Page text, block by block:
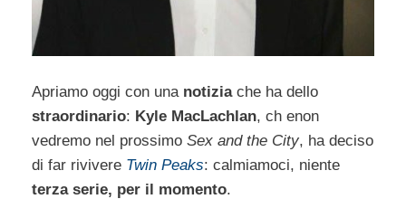
Apriamo oggi con una notizia che ha dello
straordinario: Kyle MacLachlan, ch enon
vedremo nel prossimo Sex and the City, ha deciso
di far rivivere Twin Peaks: calmiamoci, niente
terza serie, per il momento.